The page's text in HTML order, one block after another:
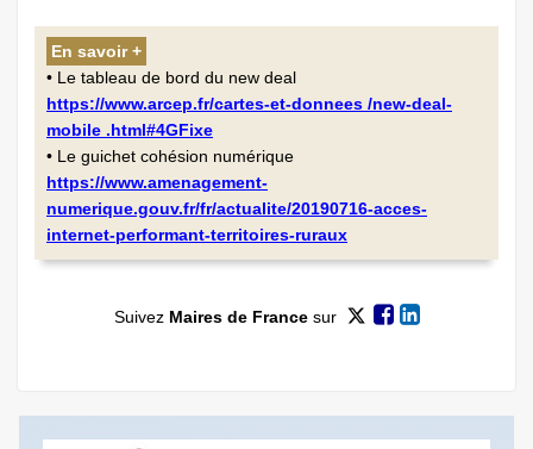
En savoir +
• Le tableau de bord du new deal
https://www.arcep.fr/cartes-et-donnees /new-deal-
mobile .html#4GFixe
• Le guichet cohésion numérique
https://www.amenagement-
numerique.gouv.fr/fr/actualite/20190716-acces-
internet-performant-territoires-ruraux
Suivez Maires de Francesur